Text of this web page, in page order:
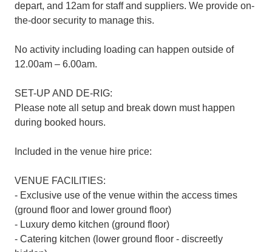
depart, and 12am for staff and suppliers. We provide on-
the-door security to manage this.
No activity including loading can happen outside of
12.00am – 6.00am.
SET-UP AND DE-RIG:
Please note all setup and break down must happen
during booked hours.
Included in the venue hire price:
VENUE FACILITIES:
- Exclusive use of the venue within the access times
(ground floor and lower ground floor)
- Luxury demo kitchen (ground floor)
- Catering kitchen (lower ground floor - discreetly